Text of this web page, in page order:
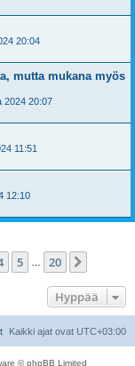
20:04
mutta mukana myös
2024 20:07
11:51
12:10
5 20
Hyppää
Kaikki ajat ovat UTC+03:00
© phpBB Limited